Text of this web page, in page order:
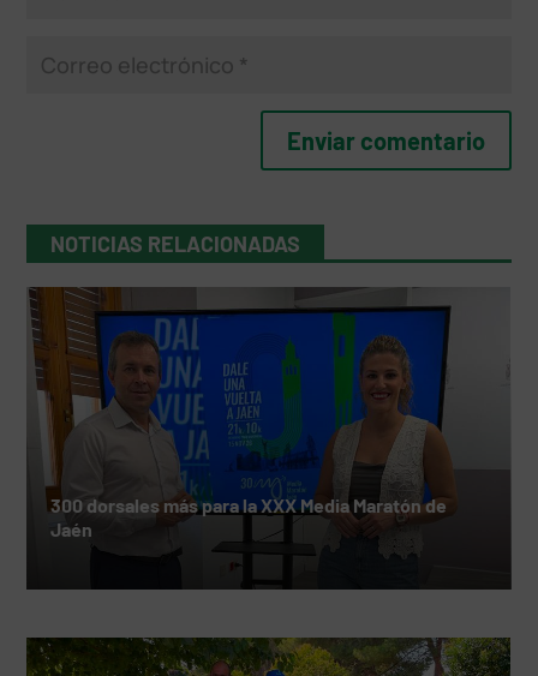
NOTICIAS RELACIONADAS
300 dorsales más para la XXX Media Maratón de
Jaén